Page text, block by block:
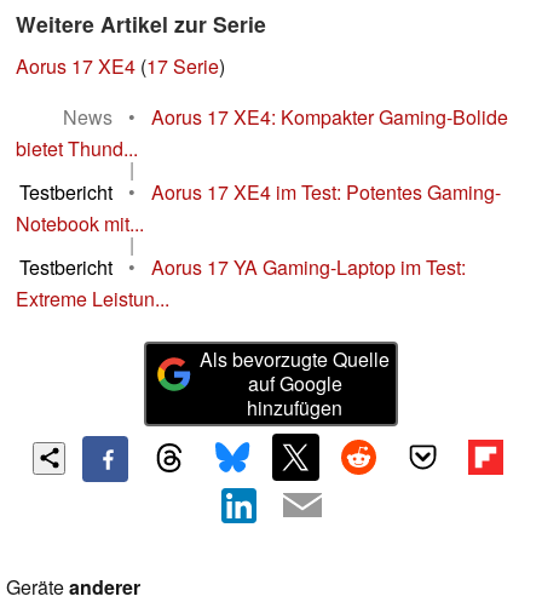
Weitere Artikel zur Serie
Aorus 17 XE4 (17 Serie)
News
•
Aorus 17 XE4: Kompakter Gaming-Bolide
bietet Thund...
|
Testbericht
•
Aorus 17 XE4 im Test: Potentes Gaming-
Notebook mit...
|
Testbericht
•
Aorus 17 YA Gaming-Laptop im Test:
Extreme Leistun...
Als bevorzugte Quelle
auf Google
hinzufügen
Geräteanderer